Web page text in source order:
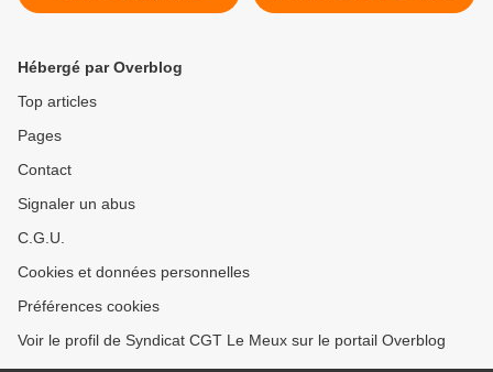
tout court >
Hébergé par Overblog
Top articles
Pages
Contact
Signaler un abus
C.G.U.
Cookies et données personnelles
Préférences cookies
Voir le profil de Syndicat CGT Le Meux sur le portail Overblog